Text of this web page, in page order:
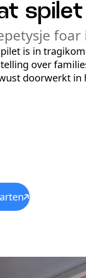
spilet
foar
is in
over
doorwerkt in